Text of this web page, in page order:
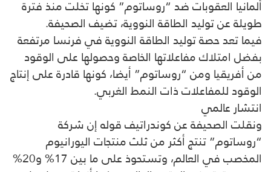
ألمانيا العقوبات ضد “روساتوم” كونها تخلت منذ فترة
طويلة عن توليد الطاقة النووية، تضيف الصحيفة.
فيما تعد حصة توليد الطاقة النووية في فرنسا مرتفعة
بفضل امتلاك مفاعلاتها الخاصة وحصولها على الوقود
من أفريقيا ومن “روساتوم” أيضا، كونها قادرة على إنتاج
الوقود للمفاعلات ذات النمط الغربي.
انتشار عالمي
ونقلت الصحيفة عن كوندراتيف قوله إن شركة
“روساتوم” تنتج أكثر من ثلث منتجات اليورانيوم
المخصب في العالم، وتستحوذ على ما بين 17% و20%